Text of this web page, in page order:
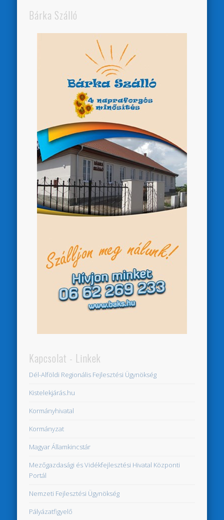
Bárka Szálló
Kapcsolat - Linkek
Dél-Alföldi Regionális Fejlesztési Ügynökség
Kistelekjárás.hu
Kormányhivatal
Kormányzat
Magyar Államkincstár
Mezőgazdasági és Vidékfejlesztési Hivatal Központi
Portál
Nemzeti Fejlesztési Ügynökség
Pályázatfigyelő